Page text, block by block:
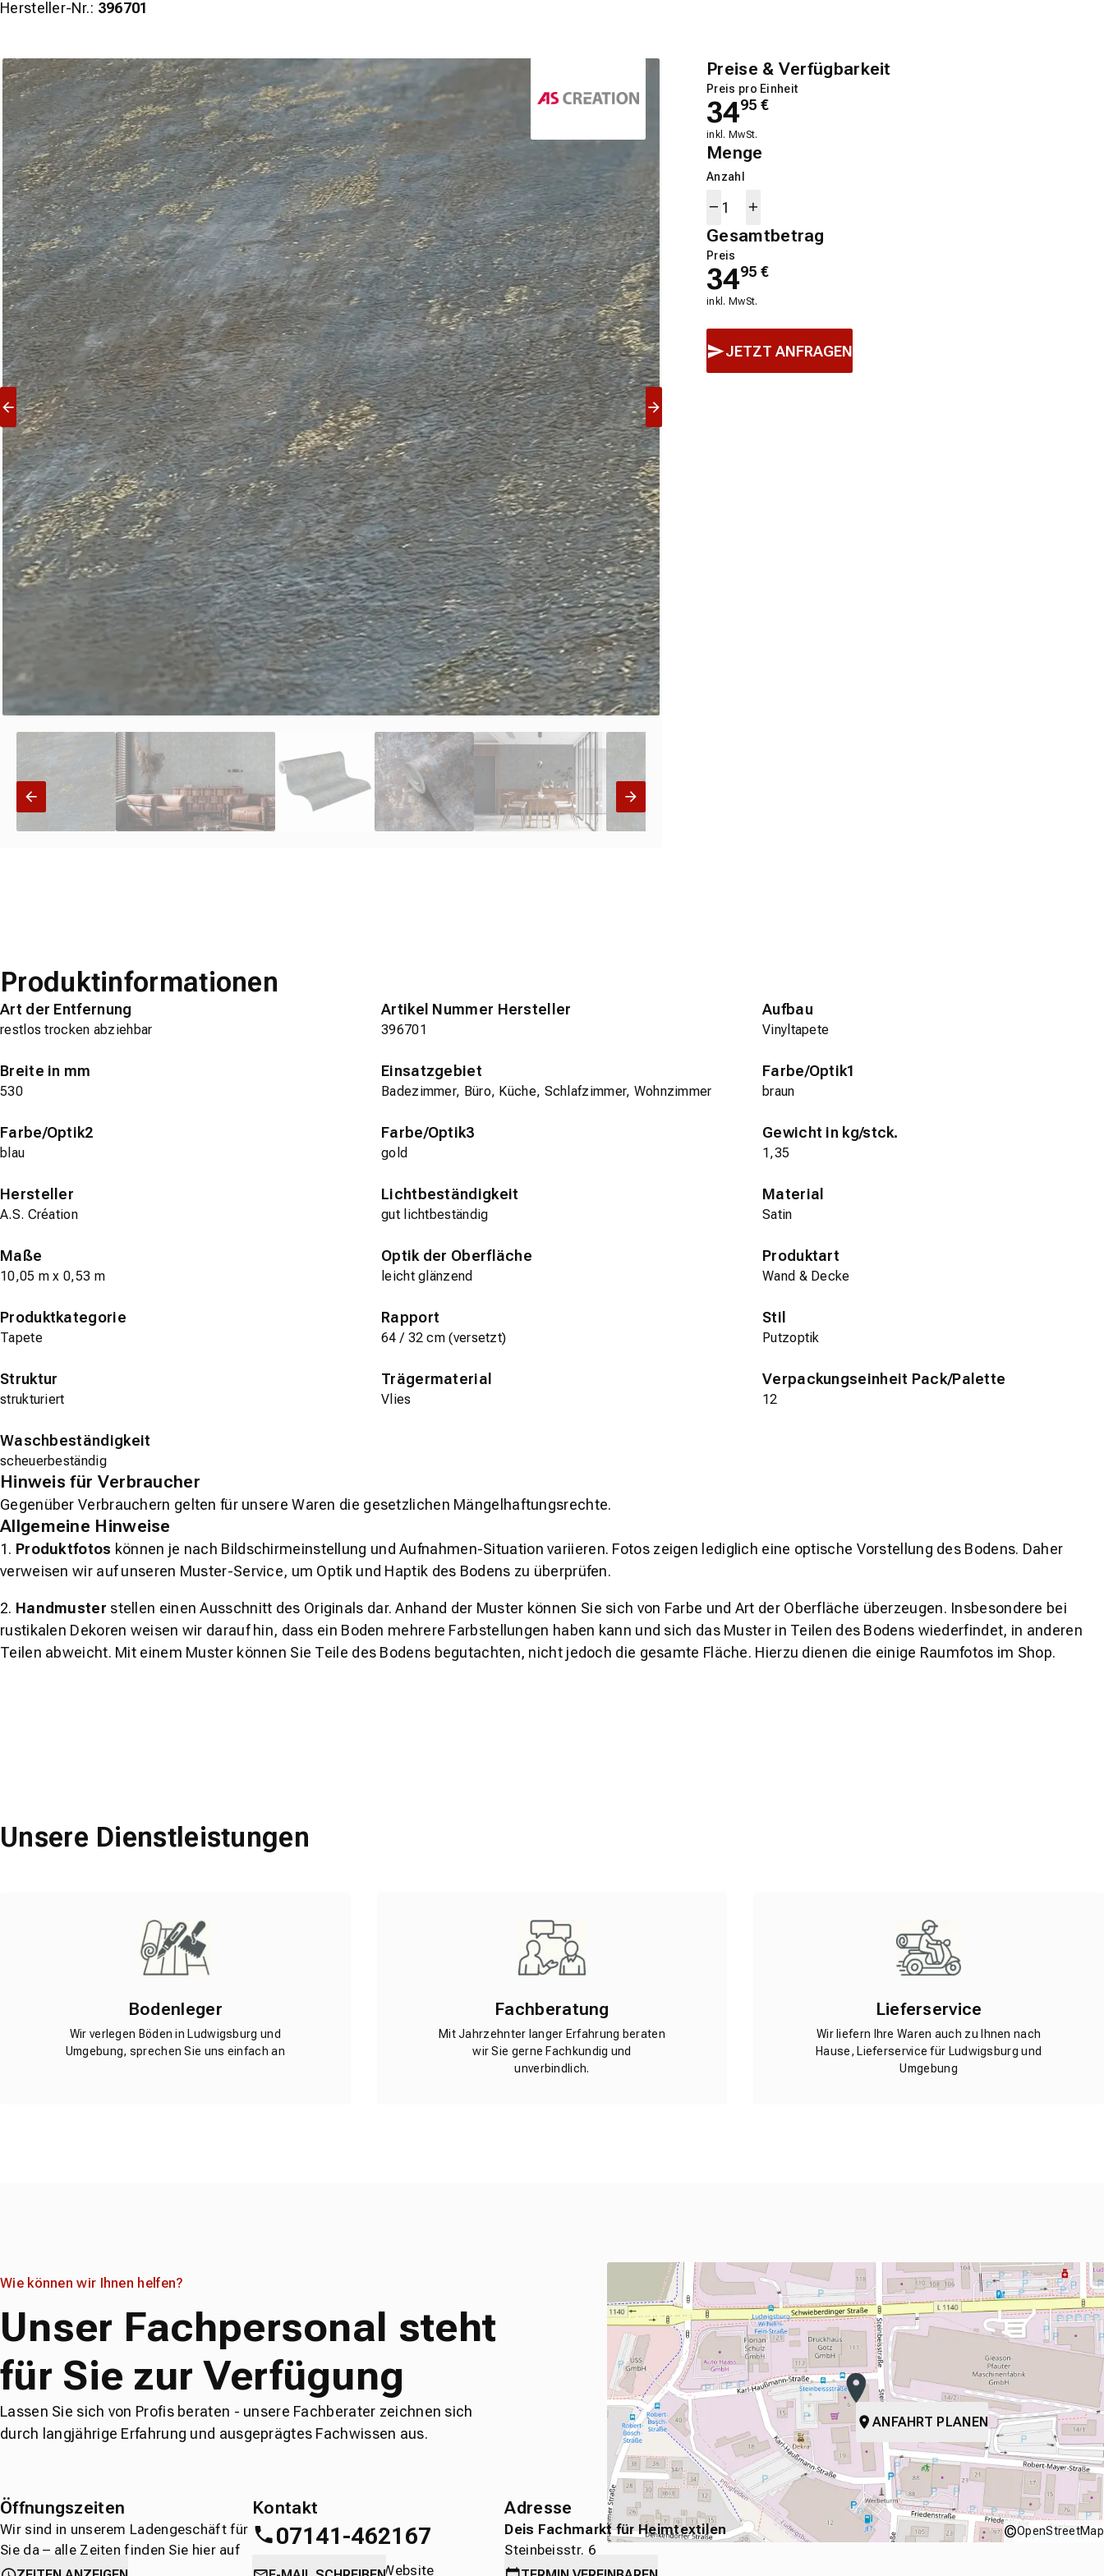
Hersteller-Nr.: 396701
Preise & Verfügbarkeit
Preis pro Einheit
3495 €
inkl. MwSt.
Menge
Anzahl
Gesamtbetrag
Preis
3495 €
inkl. MwSt.
JETZT ANFRAGEN
Produktinformationen
Art der Entfernung
restlos trocken abziehbar
Artikel Nummer Hersteller
396701
Aufbau
Vinyltapete
Breite in mm
530
Einsatzgebiet
Badezimmer, Büro, Küche, Schlafzimmer, Wohnzimmer
Farbe/Optik1
braun
Farbe/Optik2
blau
Farbe/Optik3
gold
Gewicht in kg/stck.
1,35
Hersteller
A.S. Création
Lichtbeständigkeit
gut lichtbeständig
Material
Satin
Maße
10,05 m x 0,53 m
Optik der Oberfläche
leicht glänzend
Produktart
Wand & Decke
Produktkategorie
Tapete
Rapport
64 / 32 cm (versetzt)
Stil
Putzoptik
Struktur
strukturiert
Trägermaterial
Vlies
Verpackungseinheit Pack/Palette
12
Waschbeständigkeit
scheuerbeständig
Hinweis für Verbraucher
Gegenüber Verbrauchern gelten für unsere Waren die gesetzlichen Mängelhaftungsrechte.
Allgemeine Hinweise
1. Produktfotos können je nach Bildschirmeinstellung und Aufnahmen-Situation variieren. Fotos zeigen lediglich eine optische Vorstellung des Bodens. Daher
verweisen wir auf unseren Muster-Service, um Optik und Haptik des Bodens zu überprüfen.
2. Handmuster stellen einen Ausschnitt des Originals dar. Anhand der Muster können Sie sich von Farbe und Art der Oberfläche überzeugen. Insbesondere bei
rustikalen Dekoren weisen wir darauf hin, dass ein Boden mehrere Farbstellungen haben kann und sich das Muster in Teilen des Bodens wiederfindet, in anderen
Teilen abweicht. Mit einem Muster können Sie Teile des Bodens begutachten, nicht jedoch die gesamte Fläche. Hierzu dienen die einige Raumfotos im Shop.
Unsere Dienstleistungen
Bodenleger
Wir verlegen Böden in Ludwigsburg und
Umgebung, sprechen Sie uns einfach an
Fachberatung
Mit Jahrzehnter langer Erfahrung beraten
wir Sie gerne Fachkundig und
unverbindlich.
Lieferservice
Wir liefern Ihre Waren auch zu Ihnen nach
Hause, Lieferservice für Ludwigsburg und
Umgebung
Wie können wir Ihnen helfen?
Unser Fachpersonal steht
für Sie zur Verfügung
Lassen Sie sich von Profis beraten - unsere Fachberater zeichnen sich
durch langjährige Erfahrung und ausgeprägtes Fachwissen aus.
Öffnungszeiten
Wir sind in unserem Ladengeschäft für
Sie da – alle Zeiten finden Sie hier auf
einen Blick.
Kontakt
07141-462167
oderdirekt über die Website
Adresse
Deis Fachmarkt für Heimtextilen
Steinbeisstr. 6
71636 Ludwigsburg
ANFAHRT PLANEN
©OpenStreetMap